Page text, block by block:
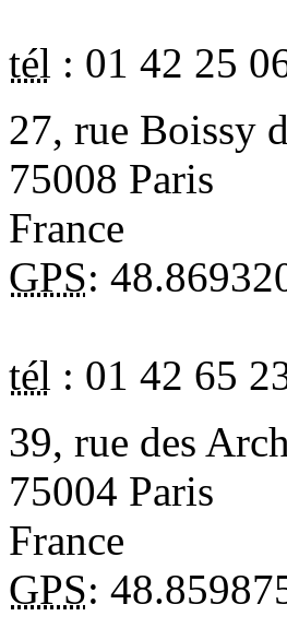
tél : 01 42 25
27, rue Boissy
75008 Paris
France
GPS:
tél : 01 42 65
39, rue des
75004 Paris
France
GPS: